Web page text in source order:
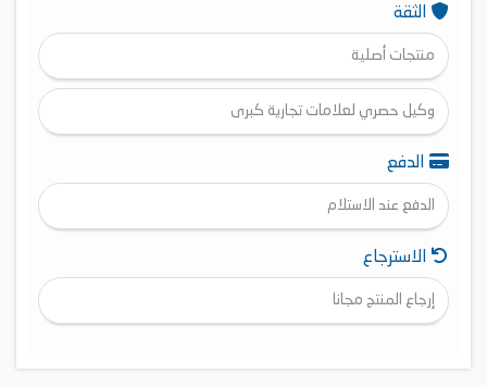
الثقة
منتجات أصلية
وكيل حصري لعلامات تجارية كبرى
الدفع
الدفع عند الاستلام
الاسترجاع
إرجاع المنتج مجانا